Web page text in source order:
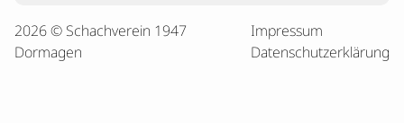
2026 © Schachverein 1947
Dormagen
Impressum
Datenschutzerklärung